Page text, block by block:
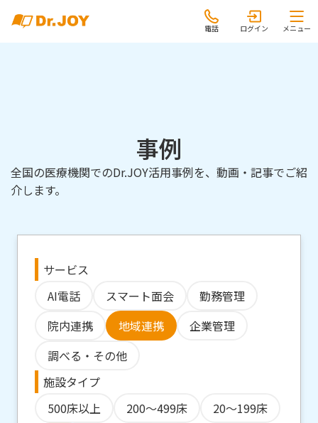
電話 ログイン メニュー
事例
全国の医療機関でのDr.JOY活用事例を、動画・記事でご紹
介します。
サービス
AI電話
スマート面会
勤務管理
院内連携
地域連携
企業管理
調べる・その他
施設タイプ
500床以上
200～499床
20～199床